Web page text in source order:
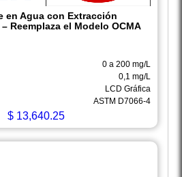
en Agua con Extracción
Reemplaza el Modelo OCMA
0 a 200 mg/L
0,1 mg/L
LCD Gráfica
ASTM D7066-4
$ 13,640.25